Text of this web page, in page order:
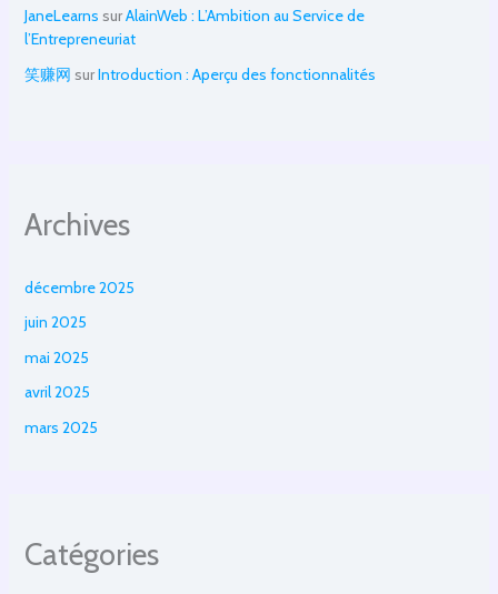
JaneLearns surAlainWeb : L’Ambition au Service de
l’Entrepreneuriat
笑赚网 surIntroduction : Aperçu des fonctionnalités
Archives
décembre 2025
juin 2025
mai 2025
avril 2025
mars 2025
Catégories